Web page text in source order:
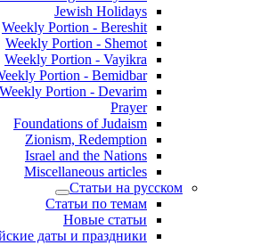
Jewish Holidays
Weekly Portion - Bereshit
Weekly Portion - Shemot
Weekly Portion - Vayikra
Portion - Bemidbar
Weekly Portion - Devarim
Prayer
Foundations of Judaism
Zionism, Redemption
Israel and the Nations
Miscellaneous articles
Статьи на русском
Статьи по темам
Новые статьи
даты и праздники